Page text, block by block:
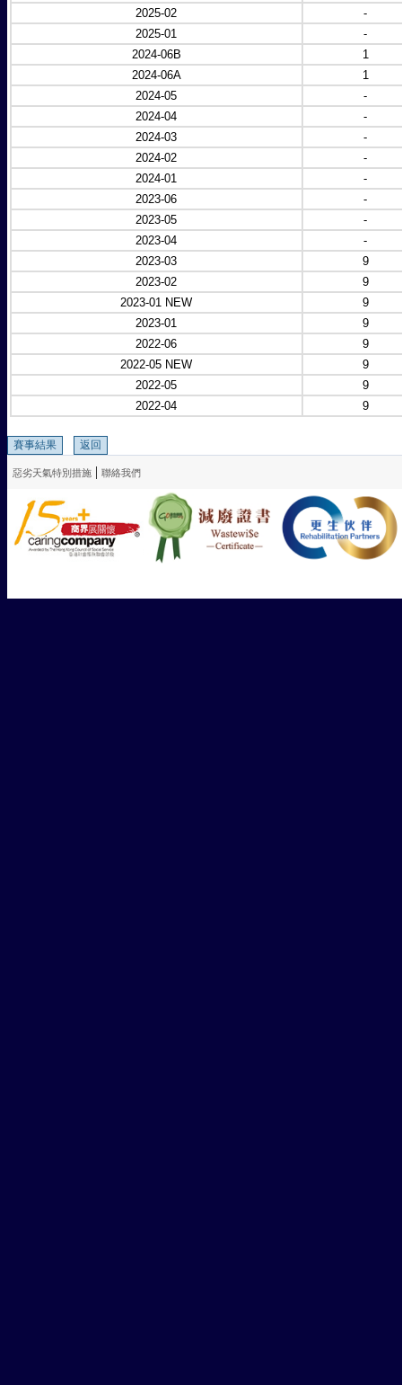
2025-02
-
2025-01
-
2024-06B
1
2024-06A
1
2024-05
-
2024-04
-
2024-03
-
2024-02
-
2024-01
-
2023-06
-
2023-05
-
2023-04
-
2023-03
9
2023-02
9
2023-01 NEW
9
2023-01
9
2022-06
9
2022-05 NEW
9
2022-05
9
2022-04
9